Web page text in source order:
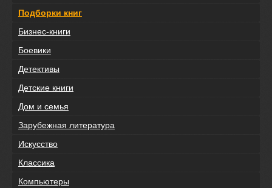
Подборки книг
Бизнес-книги
Боевики
Детективы
Детские книги
Дом и семья
Зарубежная литература
Искусство
Классика
Компьютеры